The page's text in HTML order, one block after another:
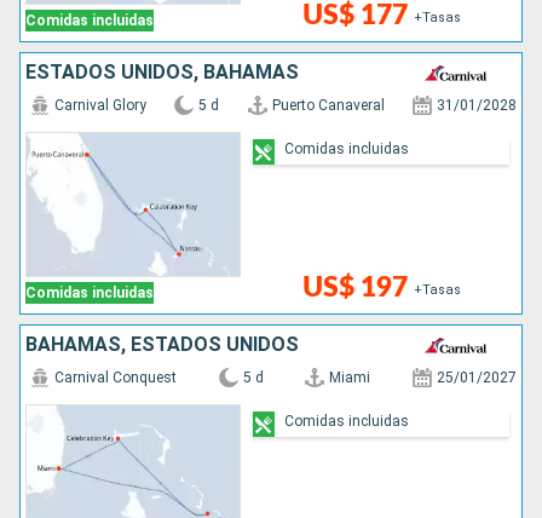
Comidas incluidas US$ 177 +Tasas
ESTADOS UNIDOS, BAHAMAS
Comidas incluidas
Carnival Glory 5 d Puerto Canaveral 31/01/2028
US$ 197 +Tasas
Comidas incluidas
BAHAMAS, ESTADOS UNIDOS
Carnival Conquest 5 d Miami 25/01/2027
Comidas incluidas